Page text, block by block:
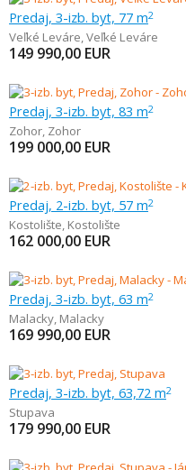
Predaj, 3-izb. byt, 77 m2
Veľké Leváre,Veľké Leváre
149 990,00 EUR
Predaj, 3-izb. byt, 83 m2
Zohor, Zohor
199 000,00 EUR
Predaj, 2-izb. byt, 57 m2
Kostolište, Kostolište
162 000,00 EUR
Predaj, 3-izb. byt, 63 m2
Malacky, Malacky
169 990,00 EUR
Predaj, 3-izb. byt, 63,72 m2
Stupava
179 990,00 EUR